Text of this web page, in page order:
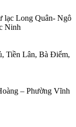
lạc Long Quân- Ngô
Ninh
Tiền Lân, Bà Điểm,
– Phường Vĩnh